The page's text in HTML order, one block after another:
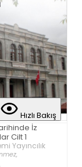
Hızlı Bakış
İz
Cilt 1
Yayıncılık